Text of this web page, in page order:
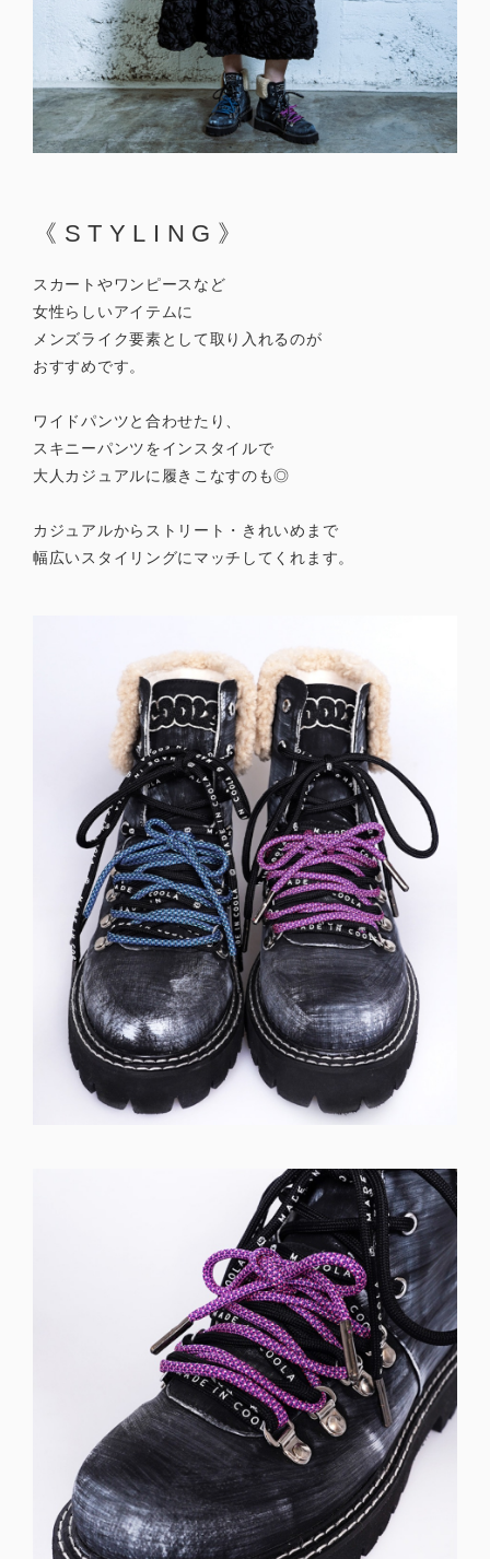
《STYLING》
スカートやワンピースなど
女性らしいアイテムに
メンズライク要素として取り入れるのが
おすすめです。
ワイドパンツと合わせたり、
スキニーパンツをインスタイルで
大人カジュアルに履きこなすのも◎
カジュアルからストリート・きれいめまで
幅広いスタイリングにマッチしてくれます。